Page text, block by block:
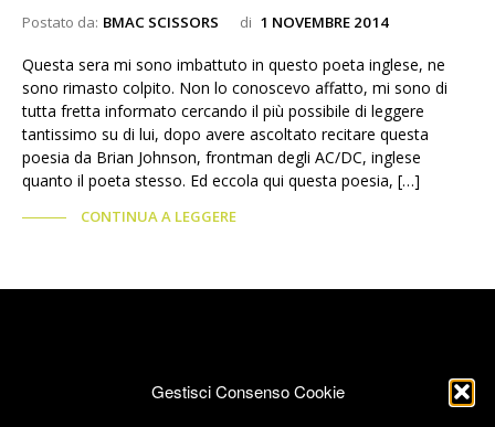
Gestisci Consenso Cookie
Postato da: BMAC SCISSORS di 1 NOVEMBRE 2014
Questa sera mi sono imbattuto in questo poeta inglese, ne
sono rimasto colpito. Non lo conoscevo affatto, mi sono di
tutta fretta informato cercando il più possibile di leggere
tantissimo su di lui, dopo avere ascoltato recitare questa
poesia da Brian Johnson, frontman degli AC/DC, inglese
quanto il poeta stesso. Ed eccola qui questa poesia, […]
CONTINUA A LEGGERE